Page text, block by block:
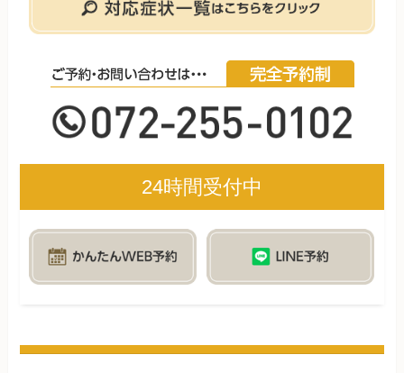
24時間受付中